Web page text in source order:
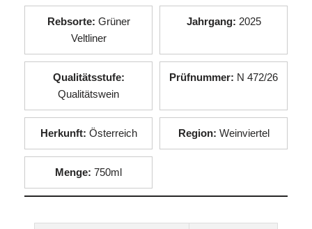
Rebsorte: Grüner
Veltliner
Jahrgang: 2025
Qualitätsstufe:
Qualitätswein
Prüfnummer: N 472/26
Herkunft: Österreich Region: Weinviertel
Menge: 750ml